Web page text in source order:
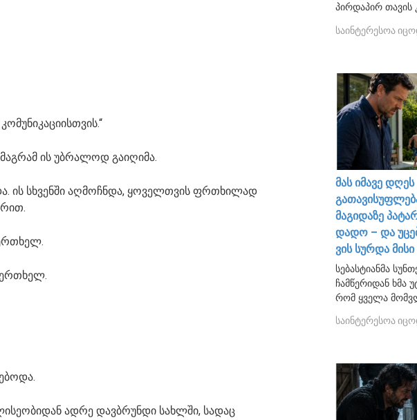
მაგრამ ის უბრალოდ გაიღიმა.
ის სხვენში აღმოჩნდა, ყოველთვის ფრთხილად
ერთხელ.
ადრე დავბრუნდი სახლში, სადაც
პირდაპირ თავის
საინტერესოა
მას იმავე
მაგიდაზე
დადო – და
ვის სურდა
სებასტიანმა
ჩამწერიდან ხმა
რომ ყველა
საინტერესოა